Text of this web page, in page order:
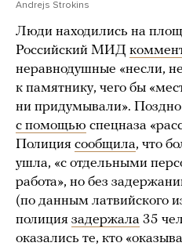
Andrejs Strokins
Люди находились на
Российский МИД
неравнодушные «несли,
к памятнику, чего бы
ни придумывали».
с помощью спецназа
Полиция сообщила, что
ушла, «с отдельными
работа», но без
(по данным латвийского
полиция задержала 35
оказались те, кто